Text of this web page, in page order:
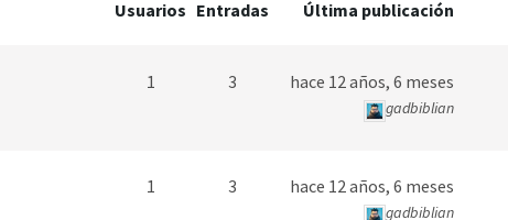
Usuarios Entradas Última publicación
1 3 hace 12 años, 6 meses
gadbiblian
1 3 hace 12 años, 6 meses
gadbiblian